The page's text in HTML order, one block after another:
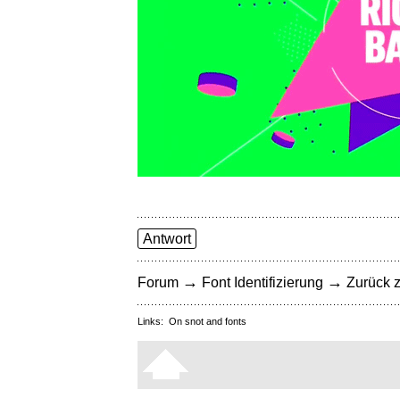
Antwort
Forum → Font Identifizierung → Zurück
Links: On snot and fonts